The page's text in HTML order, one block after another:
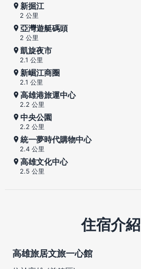
新掘江
2 公里
亞灣遊艇碼頭
2 公里
凱旋夜市
2.1 公里
新崛江商圈
2.1 公里
高雄港旅運中心
2.2 公里
中央公園
2.2 公里
統一夢時代購物中心
2.4 公里
高雄文化中心
2.5 公里
住宿介紹
高雄旅居文旅一心館